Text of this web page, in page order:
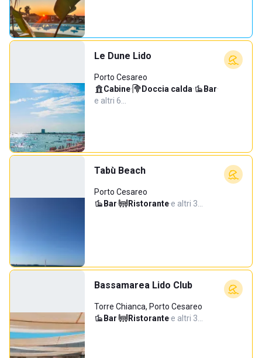
Le Dune Lido
Porto Cesareo
Cabine· Doccia calda· Bar·
e altri 6…
Tabù Beach
Porto Cesareo
Bar· Ristorante·e altri 3…
Bassamarea Lido Club
Torre Chianca, Porto Cesareo
Bar· Ristorante·e altri 3…